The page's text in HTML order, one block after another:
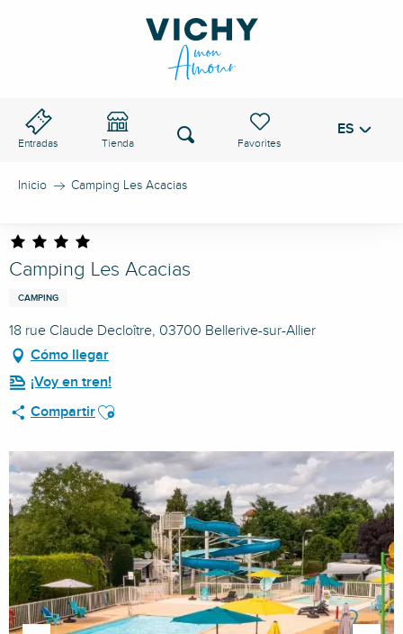
Entradas Tienda
Voir les favoris
Buscar ES
Inicio Camping Les Acacias
Camping Les Acacias
CAMPING
18 rue Claude Decloître, 03700 Bellerive-sur-Allier
Cómo llegar
¡Voy en tren!
CompartirAjouter aux favoris